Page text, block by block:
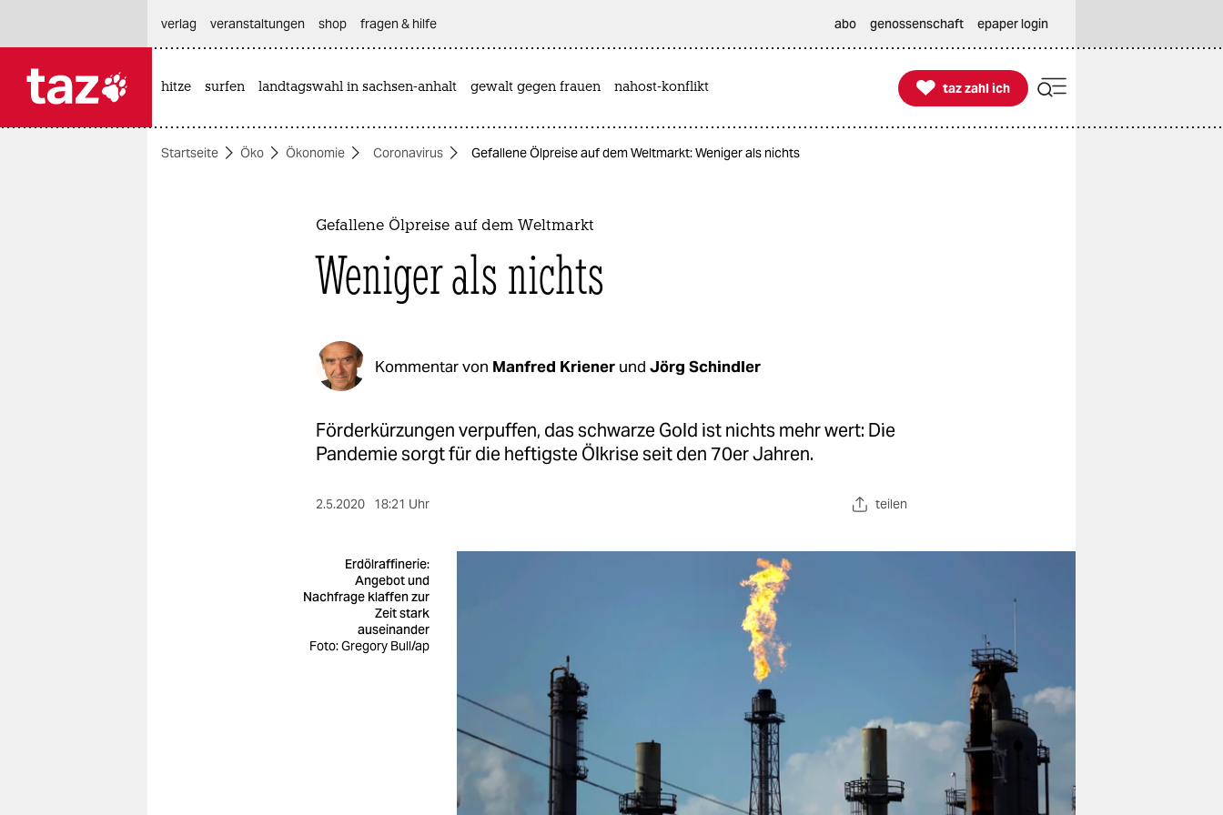
themen
verlag
veranstaltungen shop fragen & hilfe abo genossenschaft epaper login
hitze surfen landtagswahl in sachsen-anhalt gewalt gegen frauen nahost-konflikt 
taz zahl ich
taz zahl ich
Startseite Öko Ökonomie Coronavirus Gefallene Ölpreise auf dem Weltmarkt: Weniger als nichts
Gefallene Ölpreise auf dem Weltmarkt
Weniger als nichts
Kommentar von Manfred Kriener und Jörg Schindler
Förderkürzungen verpuffen, das schwarze Gold ist nichts mehr wert: Die
Pandemie sorgt für die heftigste Ölkrise seit den 70er Jahren.
2.5.2020 18:21 Uhr teilen
Erdölraffinerie:
Angebot und
Nachfrage klaffen zur
Zeit stark
auseinander
Foto: Gregory Bull/ap